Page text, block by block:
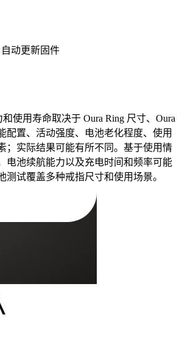
自动更新固件
使用寿命取决于 Oura Ring 尺寸、Oura
配置、活动强度、电池老化程度、使用
；实际结果可能有所不同。基于使用情
电池续航能力以及充电时间和频率可能
测试覆盖多种戒指尺寸和使用场景。